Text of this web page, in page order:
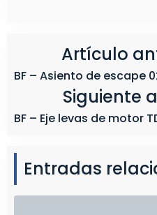
Artículo
BF – Asiento de escape
Siguiente
BF – Eje levas de motor
Entradas